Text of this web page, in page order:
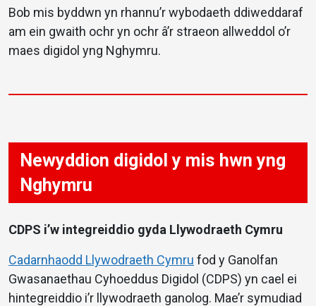
Bob mis byddwn yn rhannu’r wybodaeth ddiweddaraf
am ein gwaith ochr yn ochr â’r straeon allweddol o’r
maes digidol yng Nghymru.
Newyddion digidol y mis hwn yng
Nghymru
CDPS i’w integreiddio gyda Llywodraeth Cymru
Cadarnhaodd Llywodraeth Cymru fod y Ganolfan
Gwasanaethau Cyhoeddus Digidol (CDPS) yn cael ei
hintegreiddio i’r llywodraeth ganolog. Mae’r symudiad